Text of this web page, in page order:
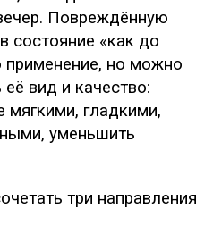
Повреждённую
состояние «как до
применение, но можно
вид и качество:
мягкими, гладкими,
уменьшить
три направления